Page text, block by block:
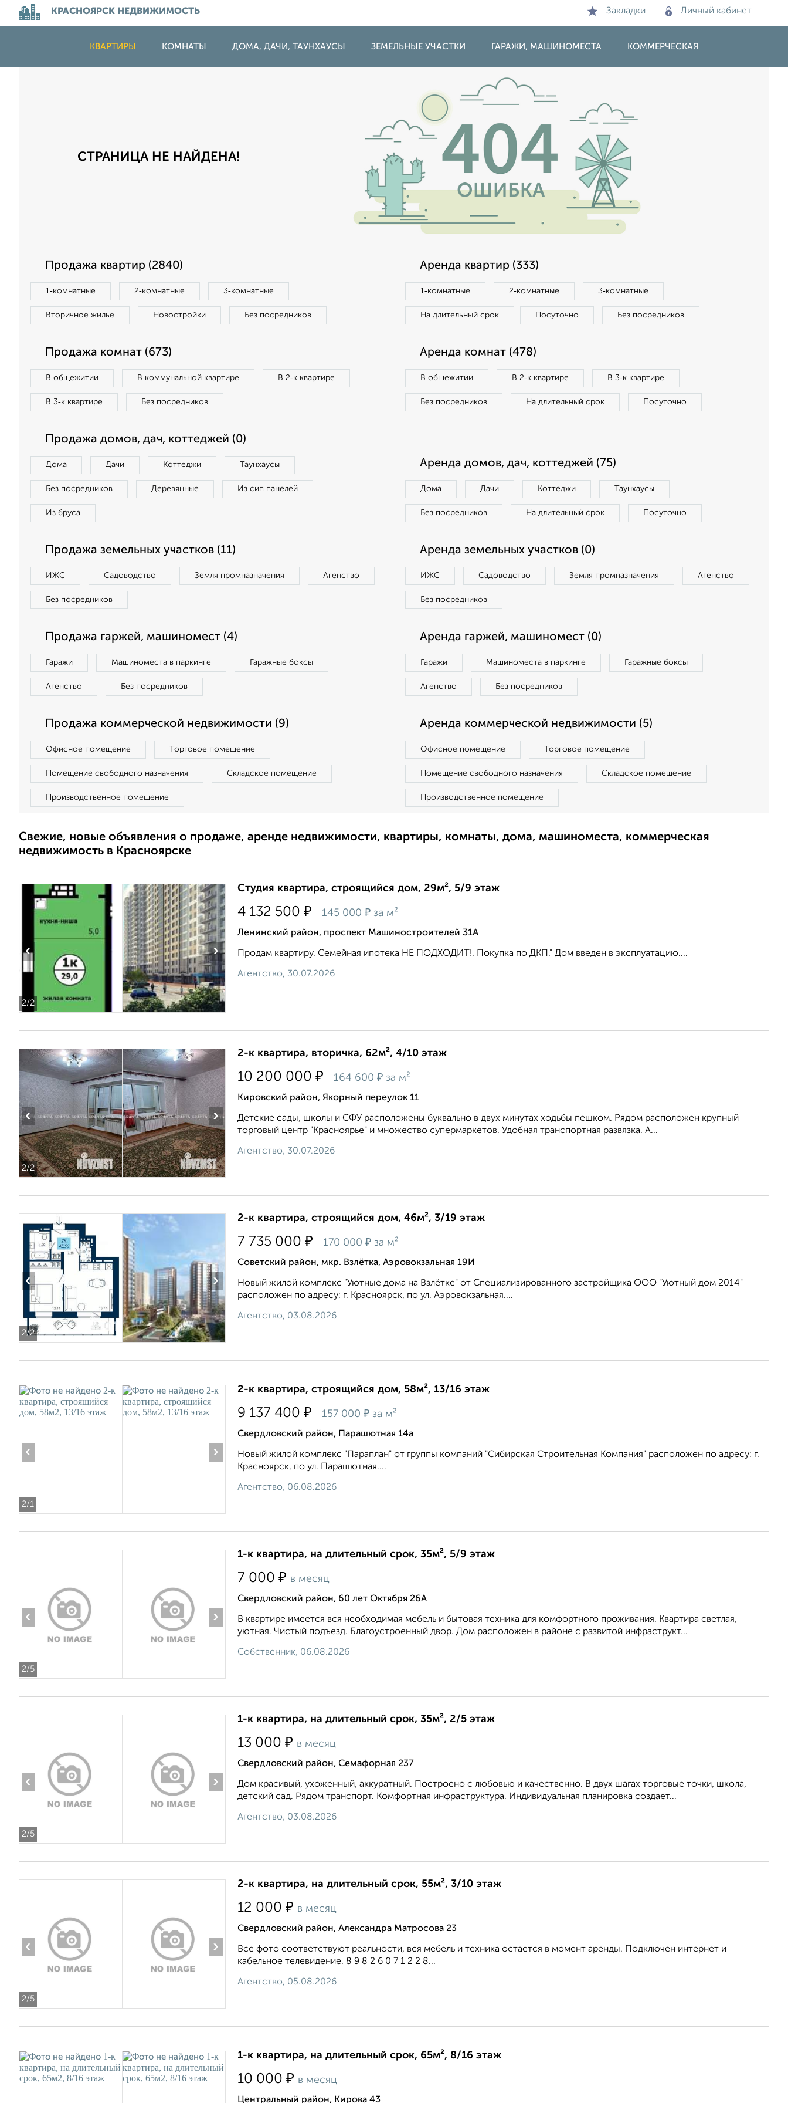
КРАСНОЯРСК НЕДВИЖИМОСТЬ Закладки Личный кабинет
КВАРТИРЫ КОМНАТЫ ДОМА, ДАЧИ, ТАУНХАУСЫ ЗЕМЕЛЬНЫЕ УЧАСТКИ ГАРАЖИ, МАШИНОМЕСТА КОММЕРЧЕСКАЯ
СТРАНИЦА НЕ НАЙДЕНА!
Продажа квартир (2840)
1‑комнатные 2‑комнатные 3‑комнатные
Вторичное жилье Новостройки Без посредников
Аренда квартир (333)
1‑комнатные 2‑комнатные 3‑комнатные
На длительный срок Посуточно Без посредников
Продажа комнат (673)
В общежитии В коммунальной квартире В 2‑к квартире
В 3‑к квартире Без посредников
Аренда комнат (478)
В общежитии В 2‑к квартире В 3‑к квартире
Без посредников На длительный срок Посуточно
Продажа домов, дач, коттеджей (0)
Дома Дачи Коттеджи Таунхаусы
Без посредников Деревянные Из сип панелей
Из бруса
Аренда домов, дач, коттеджей (75)
Дома Дачи Коттеджи Таунхаусы
Без посредников На длительный срок Посуточно
Продажа земельных участков (11)
ИЖС Садоводство Земля промназначения Агенство
Без посредников
Аренда земельных участков (0)
ИЖС Садоводство Земля промназначения Агенство
Без посредников
Продажа гаржей, машиномест (4)
Гаражи Машиноместа в паркинге Гаражные боксы
Агенство Без посредников
Аренда гаржей, машиномест (0)
Гаражи Машиноместа в паркинге Гаражные боксы
Агенство Без посредников
Продажа коммерческой недвижимости (9)
Офисное помещение Торговое помещение
Помещение свободного назначения Складское помещение
Производственное помещение
Аренда коммерческой недвижимости (5)
Офисное помещение Торговое помещение
Помещение свободного назначения Складское помещение
Производственное помещение
Свежие, новые объявления о продаже, аренде недвижимости, квартиры, комнаты, дома, машиноместа, коммерческая
недвижимость в Красноярске
2/2
‹ ›
Студия квартира, строящийся дом, 29м², 5/9 этаж
4 132 500 ₽ 145 000 ₽ за м²
Ленинский район, проспект Машиностроителей 31А
Продам квартиру. Семейная ипотека НЕ ПОДХОДИТ!. Покупка по ДКП." Дом введен в эксплуатацию....
Агентство, 30.07.2026
2/2
‹ ›
2-к квартира, вторичка, 62м², 4/10 этаж
10 200 000 ₽ 164 600 ₽ за м²
Кировский район, Якорный переулок 11
Детские сады, школы и СФУ расположены буквально в двух минутах ходьбы пешком. Рядом расположен крупный
торговый центр "Красноярье" и множество супермаркетов. Удобная транспортная развязка. А...
Агентство, 30.07.2026
2/2
‹ ›
2-к квартира, строящийся дом, 46м², 3/19 этаж
7 735 000 ₽ 170 000 ₽ за м²
Советский район, мкр. Взлётка, Аэровокзальная 19И
Новый жилой комплекс "Уютные дома на Взлётке" от Специализированного застройщика ООО "Уютный дом 2014"
расположен по адресу: г. Красноярск, по ул. Аэровокзальная....
Агентство, 03.08.2026
2/1
‹ ›
2-к квартира, строящийся дом, 58м², 13/16 этаж
9 137 400 ₽ 157 000 ₽ за м²
Свердловский район, Парашютная 14а
Новый жилой комплекс "Параплан" от группы компаний "Сибирская Строительная Компания" расположен по адресу: г.
Красноярск, по ул. Парашютная....
Агентство, 06.08.2026
2/5
‹ ›
1-к квартира, на длительный срок, 35м², 5/9 этаж
7 000 ₽ в месяц
Свердловский район, 60 лет Октября 26А
В квартире имеется вся необходимая мебель и бытовая техника для комфортного проживания. Квартира светлая,
уютная. Чистый подъезд. Благоустроенный двор. Дом расположен в районе с развитой инфраструкт...
Собственник, 06.08.2026
2/5
‹ ›
1-к квартира, на длительный срок, 35м², 2/5 этаж
13 000 ₽ в месяц
Свердловский район, Семафорная 237
Дом красивый, ухоженный, аккуратный. Построено с любовью и качественно. В двух шагах торговые точки, школа,
детский сад. Рядом транспорт. Комфортная инфраструктура. Индивидуальная планировка создает...
Агентство, 03.08.2026
2/5
‹ ›
2-к квартира, на длительный срок, 55м², 3/10 этаж
12 000 ₽ в месяц
Свердловский район, Александра Матросова 23
Все фото соответствуют реальности, вся мебель и техника остается в момент аренды. Подключен интернет и
кабельное телевидение. 8 9 8 2 6 0 7 1 2 2 8...
Агентство, 05.08.2026
1-к квартира, на длительный срок, 65м², 8/16 этаж
10 000 ₽ в месяц
Центральный район, Кирова 43